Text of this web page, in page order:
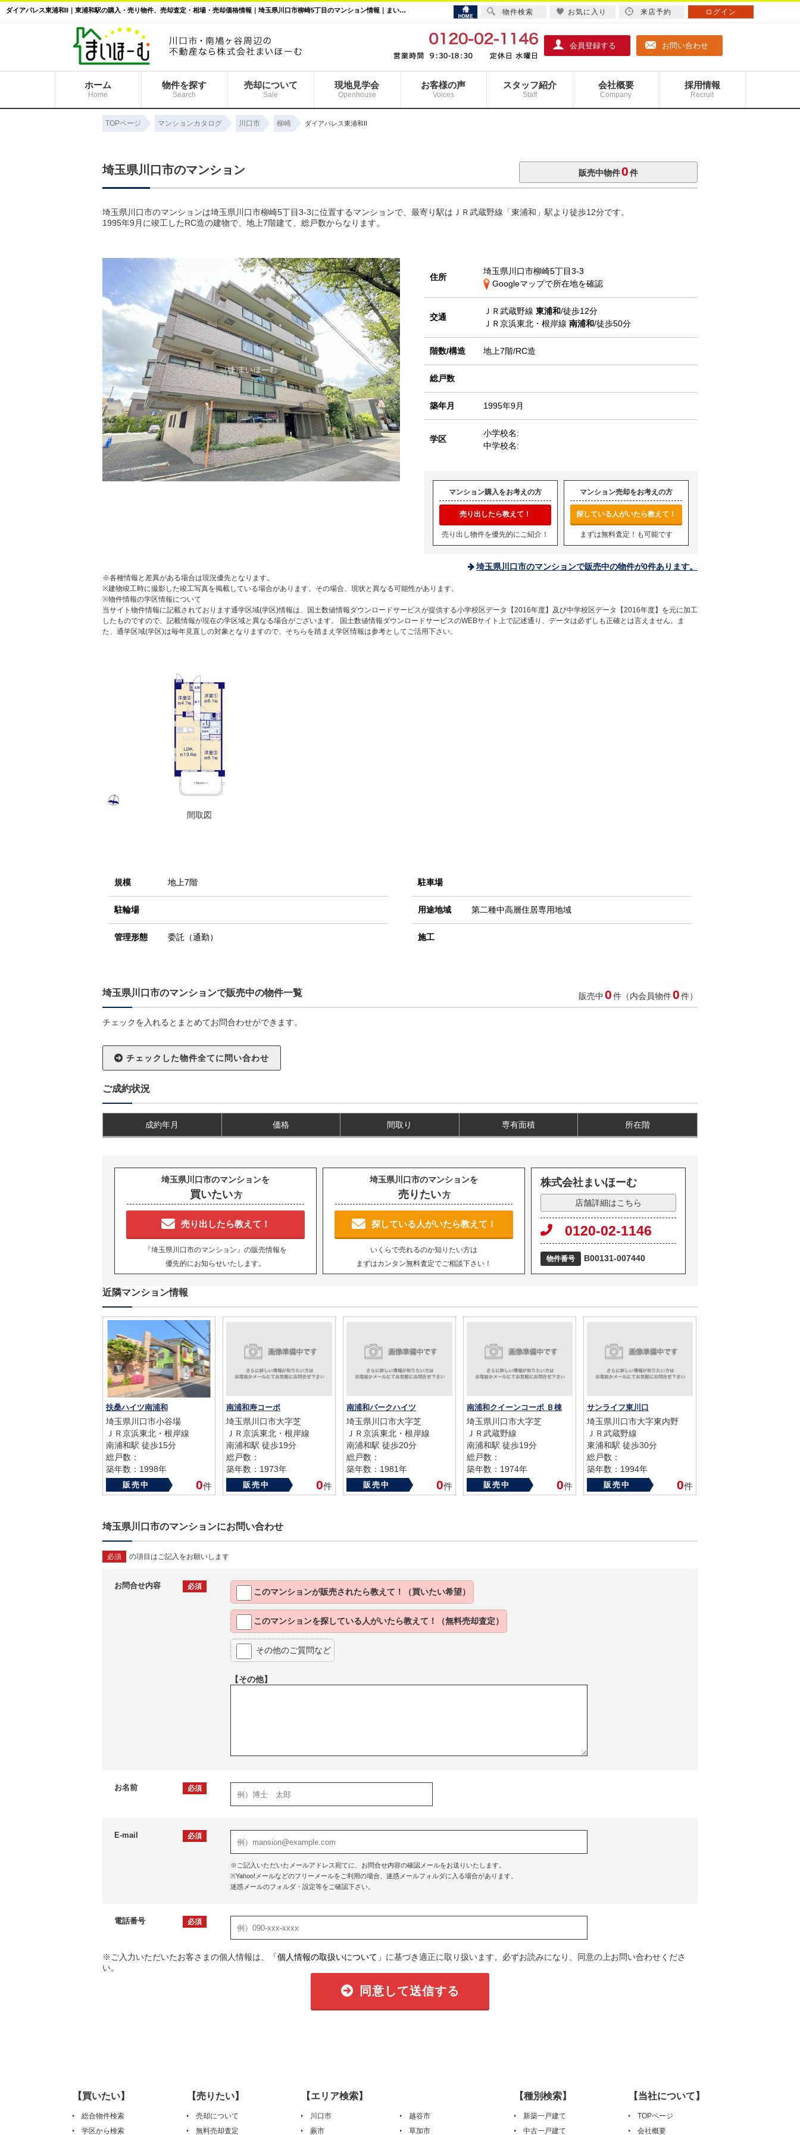
ダイアパレス東浦和II｜東浦和駅の購入・売り物件、売却査定・相場・売却価格情報｜埼玉県川口市柳崎5丁目のマンション情報｜まいほーむ
会員登録する お問い合わせ
ホーム
Home
物件を探す
Search
売却について
Sale
現地見学会
Openhouse
お客様の声
Voices
スタッフ紹介
Staff
会社概要
Company
採用情報
Recruit
TOPページ マンションカタログ 川口市 柳崎 ダイアパレス東浦和II
埼玉県川口市のマンション 販売中物件0件
埼玉県川口市のマンションは埼玉県川口市柳崎5丁目3-3に位置するマンションで、最寄り駅はＪＲ武蔵野線「東浦和」駅より徒歩12分です。
1995年9月に竣工したRC造の建物で、地上7階建て、総戸数からなります。
住所
埼玉県川口市柳崎5丁目3-3
Googleマップで所在地を確認
交通
ＪＲ武蔵野線 東浦和/徒歩12分
ＪＲ京浜東北・根岸線 南浦和/徒歩50分
階数/構造 地上7階/RC造
総戸数
築年月 1995年9月
学区
小学校名:
中学校名:
マンション購入をお考えの方
売り出したら教えて！
売り出し物件を優先的にご紹介！
マンション売却をお考えの方
探している人がいたら教えて！
まずは無料査定！も可能です
埼玉県川口市のマンションで販売中の物件が0件あります。
※各種情報と差異がある場合は現況優先となります。
※建物竣工時に撮影した竣工写真を掲載している場合があります。その場合、現状と異なる可能性があります。
※物件情報の学区情報について
当サイト物件情報に記載されております通学区域(学区)情報は、国土数値情報ダウンロードサービスが提供する小学校区データ【2016年度】及び中学校区データ【2016年度】を元に加工
したものですので、記載情報が現在の学区域と異なる場合がございます。 国土数値情報ダウンロードサービスのWEBサイト上で記述通り、データは必ずしも正確とは言えません。ま
た、通学区域(学区)は毎年見直しの対象となりますので、そちらを踏まえ学区情報は参考としてご活用下さい。
間取図
規模 地上7階
駐輪場
管理形態 委託（通勤）
駐車場
用途地域 第二種中高層住居専用地域
施工
埼玉県川口市のマンションで販売中の物件一覧 販売中 0件（内会員物件0件）
チェックを入れるとまとめてお問合わせができます。
ご成約状況
成約年月 価格 間取り 専有面積 所在階
埼玉県川口市のマンションを
買いたい方
売り出したら教えて！
『埼玉県川口市のマンション』の販売情報を
優先的にお知らせいたします。
埼玉県川口市のマンションを
売りたい方
探している人がいたら教えて！
いくらで売れるのか知りたい方は
まずはカンタン無料査定でご相談下さい！
株式会社まいほーむ
店舗詳細はこちら
0120-02-1146
物件番号 B00131-007440
近隣マンション情報
扶桑ハイツ南浦和
埼玉県川口市小谷場
ＪＲ京浜東北・根岸線
南浦和駅 徒歩15分
総戸数：
築年数：1998年
販売中 0件
南浦和寿コーポ
埼玉県川口市大字芝
ＪＲ京浜東北・根岸線
南浦和駅 徒歩19分
総戸数：
築年数：1973年
販売中 0件
南浦和パークハイツ
埼玉県川口市大字芝
ＪＲ京浜東北・根岸線
南浦和駅 徒歩20分
総戸数：
築年数：1981年
販売中 0件
南浦和クイーンコーポ Ｂ棟
埼玉県川口市大字芝
ＪＲ武蔵野線
南浦和駅 徒歩19分
総戸数：
築年数：1974年
販売中 0件
サンライフ東川口
埼玉県川口市大字東内野
ＪＲ武蔵野線
東浦和駅 徒歩30分
総戸数：
築年数：1994年
販売中 0件
埼玉県川口市のマンションにお問い合わせ
必須 の項目はご記入をお願いします
お問合せ内容 必須
このマンションが販売されたら教えて！（買いたい希望）
このマンションを探している人がいたら教えて！（無料売却査定）
その他のご質問など
【その他】
お名前 必須
E-mail 必須
※ご記入いただいたメールアドレス宛てに、お問合せ内容の確認メールをお送りいたします。
※Yahoo!メールなどのフリーメールをご利用の場合、迷惑メールフォルダに入る場合があります。
迷惑メールのフォルダ・設定等をご確認下さい。
電話番号 必須
※ご入力いただいたお客さまの個人情報は、 「個人情報の取扱いについて」 に基づき適正に取り扱います。必ずお読みになり、同意の上お問い合わせくださ
い。
同意して送信する
【買いたい】
総合物件検索
学区から検索
【売りたい】
売却について
無料売却査定
【エリア検索】
川口市
蕨市
越谷市
草加市
【種別検索】
新築一戸建て
中古一戸建て
【当社について】
TOPページ
会社概要
物件検索 お気に入り 来店予約 ログイン